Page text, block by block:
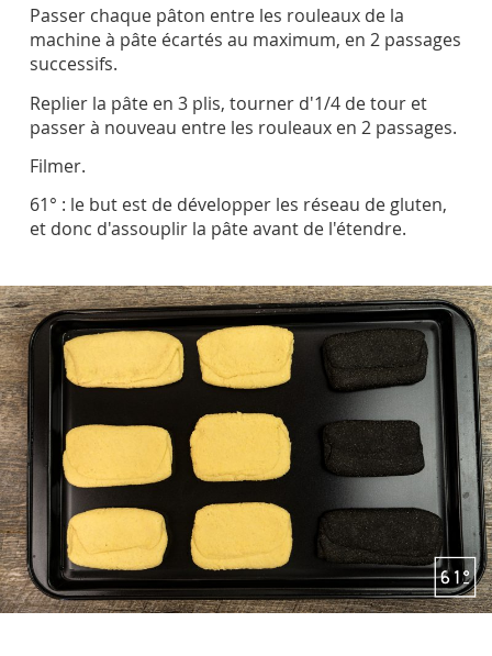
Passer chaque pâton entre les rouleaux de la
machine à pâte écartés au maximum, en 2 passages
successifs.
Replier la pâte en 3 plis, tourner d'1/4 de tour et
passer à nouveau entre les rouleaux en 2 passages.
Filmer.
61° : le but est de développer les réseau de gluten,
et donc d'assouplir la pâte avant de l'étendre.